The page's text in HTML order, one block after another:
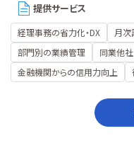
提供サービス
経理事務の省力化・DX 月次
部門別の業績管理
同業他
金融機関からの信用力向上